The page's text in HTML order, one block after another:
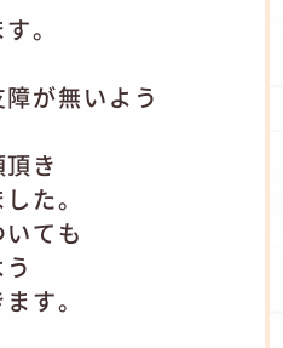
。
が無いよう
き
た。
ても
す。